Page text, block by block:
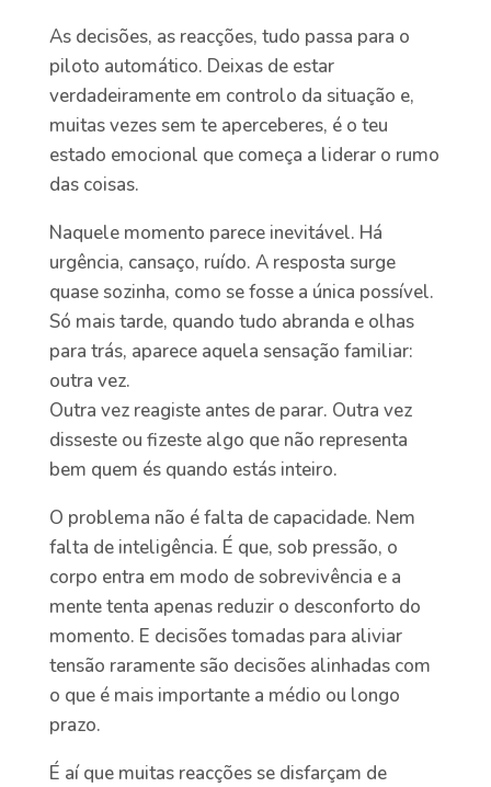
As decisões, as reacções, tudo passa para o
piloto automático. Deixas de estar
verdadeiramente em controlo da situação e,
muitas vezes sem te aperceberes, é o teu
estado emocional que começa a liderar o rumo
das coisas.
Naquele momento parece inevitável. Há
urgência, cansaço, ruído. A resposta surge
quase sozinha, como se fosse a única possível.
Só mais tarde, quando tudo abranda e olhas
para trás, aparece aquela sensação familiar:
outra vez.
Outra vez reagiste antes de parar. Outra vez
disseste ou fizeste algo que não representa
bem quem és quando estás inteiro.
O problema não é falta de capacidade. Nem
falta de inteligência. É que, sob pressão, o
corpo entra em modo de sobrevivência e a
mente tenta apenas reduzir o desconforto do
momento. E decisões tomadas para aliviar
tensão raramente são decisões alinhadas com
o que é mais importante a médio ou longo
prazo.
É aí que muitas reacções se disfarçam de